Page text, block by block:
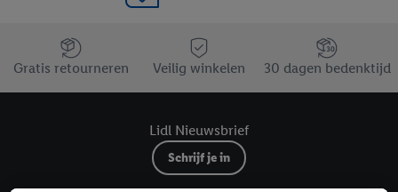
Jouw voordelen bij ons als Lidl webshop klant
Gratis retourneren
Veilig winkelen 30 dagen bedenktijd
Lidl Nieuwsbrief
Schrijf je in